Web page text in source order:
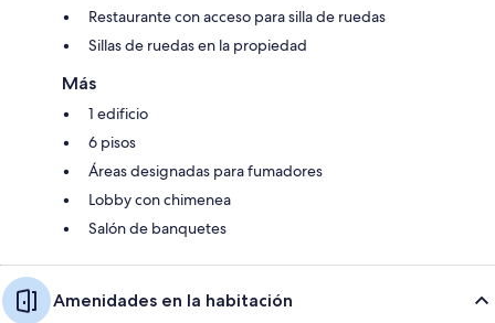
Restaurante con acceso para silla de ruedas
Sillas de ruedas en la propiedad
Más
1 edificio
6 pisos
Áreas designadas para fumadores
Lobby con chimenea
Salón de banquetes
Amenidades en la habitación